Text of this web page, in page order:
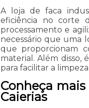
A loja de faca
eficiência no corte
processamento e
necessário que uma
que proporcionam
material. Além disso,
para facilitar a
Conheça
Caierias